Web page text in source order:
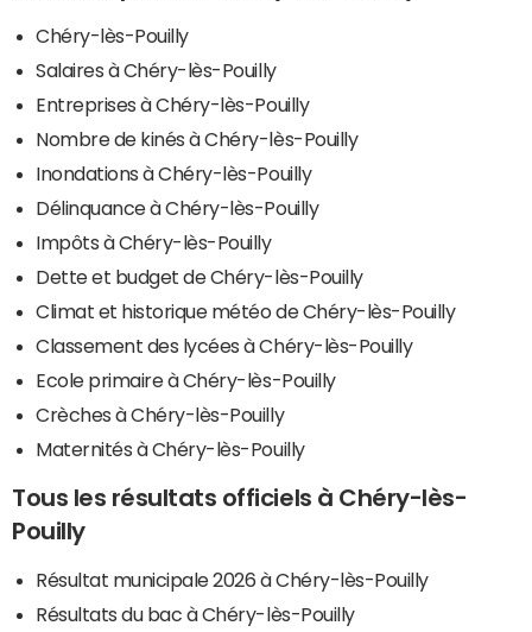
Chéry-lès-Pouilly
Salaires à Chéry-lès-Pouilly
Entreprises à Chéry-lès-Pouilly
Nombre de kinés à Chéry-lès-Pouilly
Inondations à Chéry-lès-Pouilly
Délinquance à Chéry-lès-Pouilly
Impôts à Chéry-lès-Pouilly
Dette et budget de Chéry-lès-Pouilly
Climat et historique météo de Chéry-lès-Pouilly
Classement des lycées à Chéry-lès-Pouilly
Ecole primaire à Chéry-lès-Pouilly
Crèches à Chéry-lès-Pouilly
Maternités à Chéry-lès-Pouilly
Tous les résultats officiels à Chéry-lès-
Pouilly
Résultat municipale 2026 à Chéry-lès-Pouilly
Résultats du bac à Chéry-lès-Pouilly